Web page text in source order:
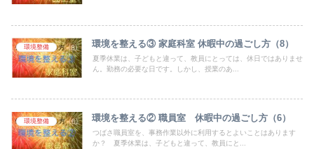
環境整備 環境を整える③ 家庭科室 休暇中の過ごし方（8）
夏季休業は、子どもと違って、教員にとっては、休日ではありませ
ん。勤務の必要な日です。しかし、授業のあ...
環境整備 環境を整える② 職員室 休暇中の過ごし方（6）
つばさ職員室を、事務作業以外に利用するとよいことはあります
か？ 夏季休業は、子どもと違って、教員にと...